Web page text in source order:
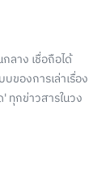
ลาง เชื่อถือได้
ของการเล่าเรื่อง
ทุกข่าวสารในวง